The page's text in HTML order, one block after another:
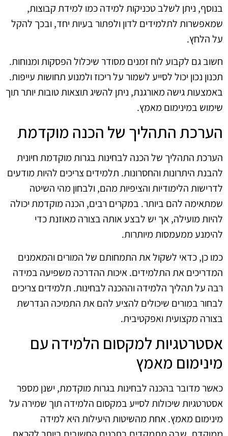
בנוסף, ניתן לשלב טכניקות למידה כמו למידת קבוצות,
שמאפשרות לתלמידים לדון ולפתור בעיות יחד, ובכך להקל
על הלחץ.
חשוב גם לקבוע לוח זמנים מסודר שיכלול הפסקות ומנוחות.
תכנון נכון יכול לסייע לשמור על ריכוז ולמנוע תחושות עייפות.
באמצעות גישה מאורגנת, ניתן להשיג תוצאות טובות יותר תוך
שימוש במינימום מאמץ.
הערכת התהליך של הכנה מוקדמת
הערכת התהליך של הכנה לבחינות בגרות מוקדמת חיונית
להבנת היתרונות והחסרונות. תלמידים צריכים להיות מודעים
לדרישות הלימודיות והציפיות מהם, ולבחון מהי השיטה
שמתאימה להם ביותר. במקרים רבים, הכנה מוקדמת יכולה
להיות מועילה, אך יש לבצע אותה בצורה מאוזנת כדי
להימנע ממעמסות מיותרות.
כמו כן, כדאי לשקול את התמחותם של המורים והמאמנים
המדריכים את התלמידים. איכות ההדרכה משפיעה במידה
רבה על תהליך הלמידה וההכנה לבחינות. תלמידים צריכים
לבחור במורים שיכולים להציע להם את התמיכה הנדרשת
בצורה מקצועית ואפקטיבית.
אסטרטגיות למקסום הלמידה עם
מינימום מאמץ
כאשר מדובר בהכנה לבחינות בגרות מוקדמת, ישנן מספר
אסטרטגיות שיכולות לסייע במקסום הלמידה תוך שמירה על
מינימום מאמץ. אחת מהשיטות היעילות היא למידה